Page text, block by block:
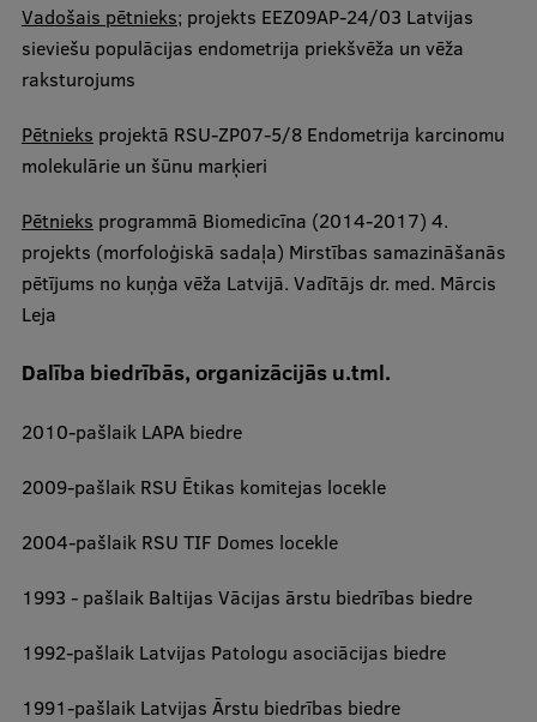
Vadošais pētnieks; projekts EEZ09AP-24/03 Latvijas
sieviešu populācijas endometrija priekšvēža un vēža
raksturojums
Pētnieks ​projektā RSU-ZP07-5/8 Endometrija karcinomu
molekulārie un šūnu marķieri
Pētnieks ​ programmā Biomedicīna (2014-2017) 4.
projekts (morfoloģiskā sadaļa) Mirstības samazināšanās
pētījums no kuņģa vēža Latvijā. Vadītājs dr. med. Mārcis
Leja
Dalība biedrībās, organizācijās u.tml.
2010-pašlaik LAPA biedre
​2009-pašlaik RSU Ētikas komitejas locekle
​2004-pašlaik RSU TIF Domes locekle​
1993 - pašlaik Baltijas Vācijas ārstu biedrības biedre
1992-pašlaik Latvijas Patologu asociācijas biedre
1991-pašlaik Latvijas Ārstu biedrības biedre